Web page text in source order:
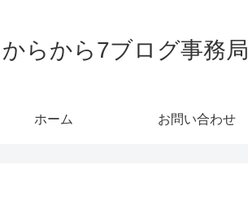
からから7ブログ事務局
ホーム お問い合わせ